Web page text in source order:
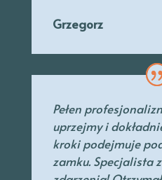
Grzegorz
Pełen
uprzejmyi
kroki podejmuje
zamku. Specjalista